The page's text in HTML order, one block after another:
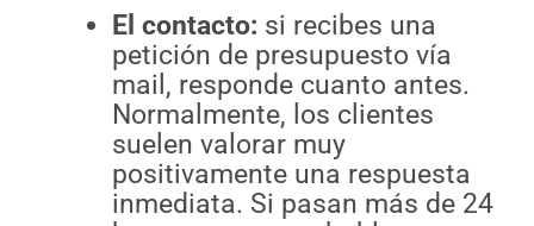
El contacto: si recibes una
petición de presupuesto vía
mail, responde cuanto antes.
Normalmente, los clientes
suelen valorar muy
positivamente una respuesta
inmediata. Si pasan más de 24